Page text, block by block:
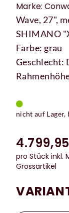
Marke:
Wave, 27",
SHIMANO
Farbe: grau
Geschlecht:
nicht auf
pro Stück inkl.
Grossartikel